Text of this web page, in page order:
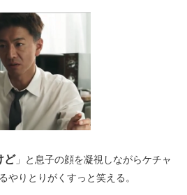
ど」と息子の顔を凝視しながらケチャ
やりとりがくすっと笑える。